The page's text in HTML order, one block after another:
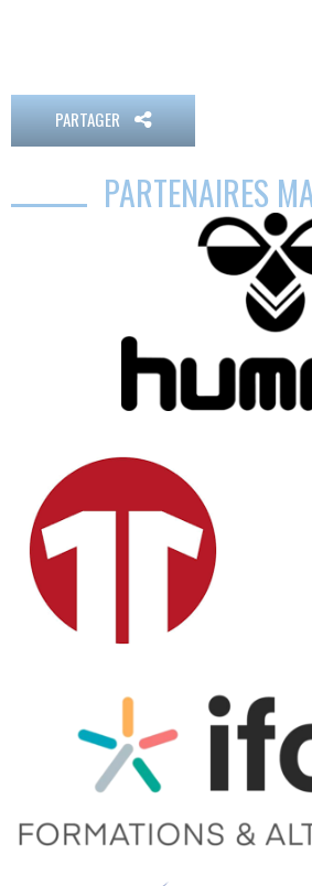
PARTAGER
PARTENAIRES